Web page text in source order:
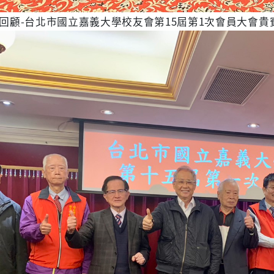
顧-台北市國立嘉義大學校友會第15屆第1次會員大會貴